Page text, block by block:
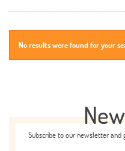
No results were found for your
Subscribe to our newsletter